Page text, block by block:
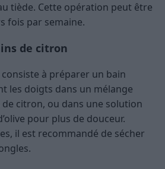
tiède. Cette opération peut être
fois par semaine.
de citron
à préparer un bain
les doigts dans un mélange
de citron, ou dans une solution
pour plus de douceur.
il est recommandé de sécher